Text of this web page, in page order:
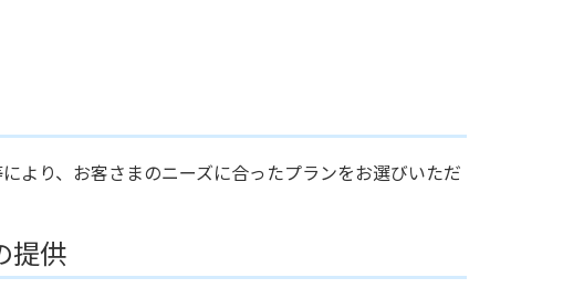
より、お客さまのニーズに合ったプランをお選びいただ
提供